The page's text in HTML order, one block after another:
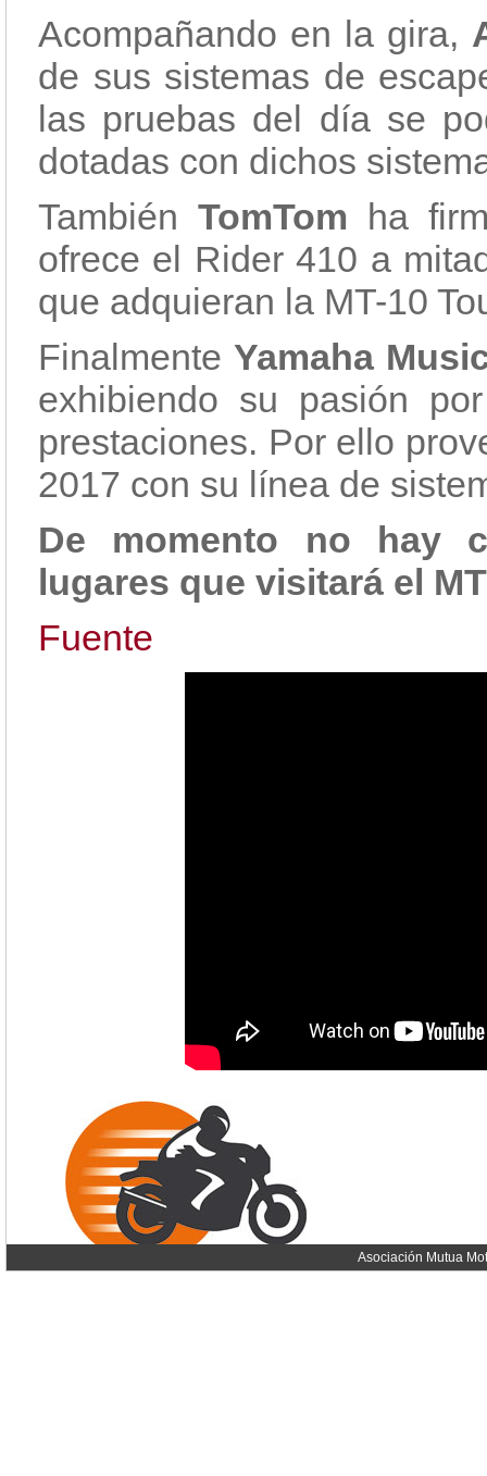
Acompañando en la gira,
de sus sistemas de
las pruebas del día se
dotadas con dichos
TambiénTomTom ha
ofrece el Rider 410 a
que adquieran la MT-10
Finalmente Yamaha
exhibiendo su pasión
prestaciones. Por ello
2017 con su línea de
De momento no hay
lugares que visitará el
Fuente
Asociación Mutua